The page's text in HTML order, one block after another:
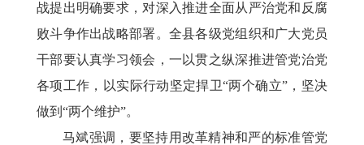
战提出明确要求，对深入推进全面从严治党和反腐
败斗争作出战略部署。全县各级党组织和广大党员
干部要认真学习领会，一以贯之纵深推进管党治党
各项工作，以实际行动坚定捍卫“两个确立”，坚决
做到“两个维护”。
马斌强调，要坚持用改革精神和严的标准管党